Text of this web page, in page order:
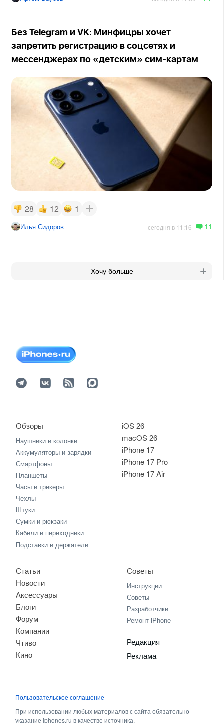
Без Telegram и VK: Минфицры хочет
запретить регистрацию в соцсетях и
мессенджерах по «детским» сим-картам
28 12 1
Илья Сидоров сегодня в 11:16 11
Хочу больше
iOS 26
macOS 26
iPhone 17
iPhone 17 Pro
iPhone 17 Air
Обзоры
Наушники и колонки
Аккумуляторы и зарядки
Смартфоны
Планшеты
Часы и трекеры
Чехлы
Штуки
Сумки и рюкзаки
Кабели и переходники
Подставки и держатели
Статьи
Новости
Аксессуары
Блоги
Форум
Компании
Чтиво
Кино
Советы
Инструкции
Советы
Разработчики
Ремонт iPhone
Редакция
Реклама
Пользовательское соглашение
При использовании любых материалов с сайта обязательно
указание iphones.ru в качестве источника.